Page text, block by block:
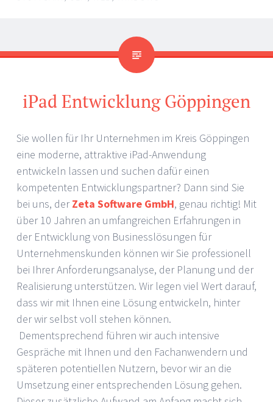
iPad Entwicklung Göppingen
Sie wollen für Ihr Unternehmen im Kreis Göppingen
eine moderne, attraktive iPad-Anwendung
entwickeln lassen und suchen dafür einen
kompetenten Entwicklungspartner? Dann sind Sie
bei uns, derZeta Software GmbH, genau richtig! Mit
über 10 Jahren an umfangreichen Erfahrungen in
der Entwicklung von Businesslösungen für
Unternehmenskunden können wir Sie professionell
bei Ihrer Anforderungsanalyse, der Planung und der
Realisierung unterstützen. Wir legen viel Wert darauf,
dass wir mit Ihnen eine Lösung entwickeln, hinter
der wir selbst voll stehen können.
Dementsprechend führen wir auch intensive
Gespräche mit Ihnen und den Fachanwendern und
späteren potentiellen Nutzern, bevor wir an die
Umsetzung einer entsprechenden Lösung gehen.